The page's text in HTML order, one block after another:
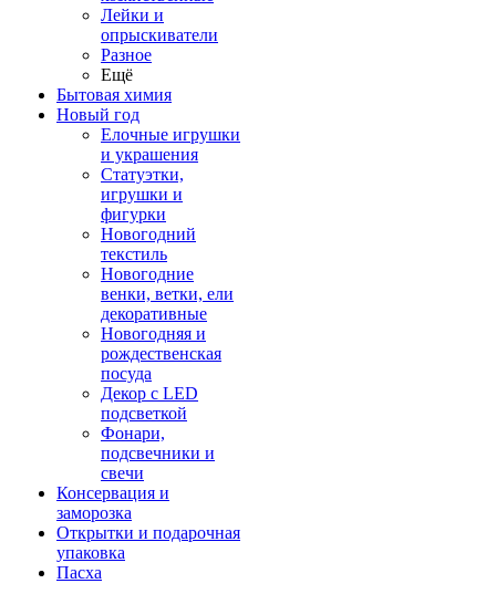
Лейки и
опрыскиватели
Разное
Ещё
Бытовая химия
Новый год
Елочные игрушки
и украшения
Статуэтки,
игрушки и
фигурки
Новогодний
текстиль
Новогодние
венки, ветки, ели
декоративные
Новогодняя и
рождественская
посуда
Декор с LED
подсветкой
Фонари,
подсвечники и
свечи
Консервация и
заморозка
Открытки и подарочная
упаковка
Пасха